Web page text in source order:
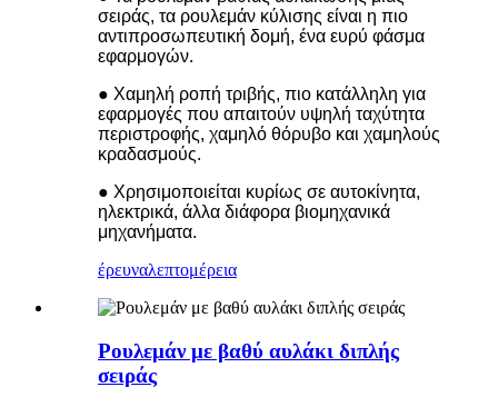
σειράς, τα ρουλεμάν κύλισης είναι η πιο
αντιπροσωπευτική δομή, ένα ευρύ φάσμα
εφαρμογών.
● Χαμηλή ροπή τριβής, πιο κατάλληλη για
εφαρμογές που απαιτούν υψηλή ταχύτητα
περιστροφής, χαμηλό θόρυβο και χαμηλούς
κραδασμούς.
● Χρησιμοποιείται κυρίως σε αυτοκίνητα,
ηλεκτρικά, άλλα διάφορα βιομηχανικά
μηχανήματα.
έρευναλεπτομέρεια
Ρουλεμάν με βαθύ αυλάκι διπλής
σειράς